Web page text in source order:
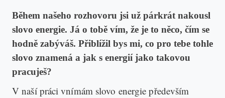
Během našeho rozhovoru jsi už párkrát nakousl
slovo energie. Já o tobě vím, že je to něco, čím se
hodně zabýváš. Přiblížil bys mi, co pro tebe tohle
slovo znamená a jak s energií jako takovou
pracuješ?
V naší práci vnímám slovo energie především